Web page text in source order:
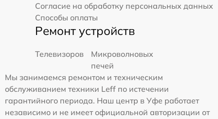
Согласие на обработку персональных данных
Способы оплаты
Ремонт устройств
Телевизоров
Микроволновых
печей
Мы занимаемся ремонтом и техническим
обслуживанием техники Leff по истечении
гарантийного периода. Наш центр в Уфе работает
независимо и не имеет официальной авторизации от